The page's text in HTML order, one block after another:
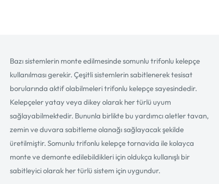
Bazı sistemlerin monte edilmesinde somunlu trifonlu kelepçe
kullanılması gerekir. Çeşitli sistemlerin sabitlenerek tesisat
borularında aktif olabilmeleri trifonlu kelepçe sayesindedir.
Kelepçeler yatay veya dikey olarak her türlü uyum
sağlayabilmektedir. Bununla birlikte bu yardımcı aletler tavan,
zemin ve duvara sabitleme olanağı sağlayacak şekilde
üretilmiştir. Somunlu trifonlu kelepçe tornavida ile kolayca
monte ve demonte edilebildikleri için oldukça kullanışlı bir
sabitleyici olarak her türlü sistem için uygundur.